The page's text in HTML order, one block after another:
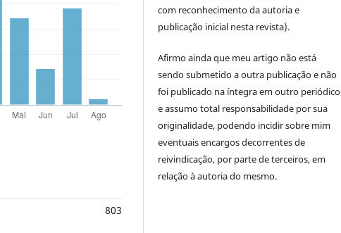
803
com reconhecimento da autoria e
publicação inicial nesta revista).
Afirmo ainda que meu artigo não está
sendo submetido a outra publicação e não
foi publicado na íntegra em outro periódico
e assumo total responsabilidade por sua
originalidade, podendo incidir sobre mim
eventuais encargos decorrentes de
reivindicação, por parte de terceiros, em
relação à autoria do mesmo.